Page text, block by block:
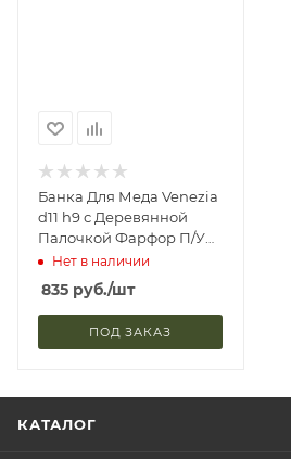
Банка Для Меда Venezia
d11 h9 с Деревянной
Палочкой Фарфор П/Уп
Lefard 55-2698 (36)
Нет в наличии
835 руб./шт
ПОД ЗАКАЗ
КАТАЛОГ